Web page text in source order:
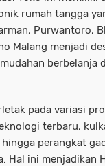
rumah tangga
Purwantoro,
Malang menjadi
berbelanja
pada variasi
terbaru,
perangkat
Hal ini menjadikan